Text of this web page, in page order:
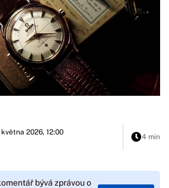
května 2026, 12:00
4 min
bývá zprávou o